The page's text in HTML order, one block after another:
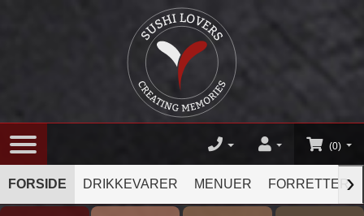
(0)
FORSIDE DRIKKEVARER MENUER FORRETTER›